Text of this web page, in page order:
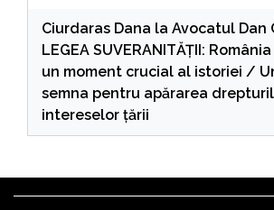
Ciurdaras Dana la Avocatul Dan
LEGEA SUVERANITĂȚII:
un moment crucial al istoriei /
semna pentru apărarea
intereselor țării